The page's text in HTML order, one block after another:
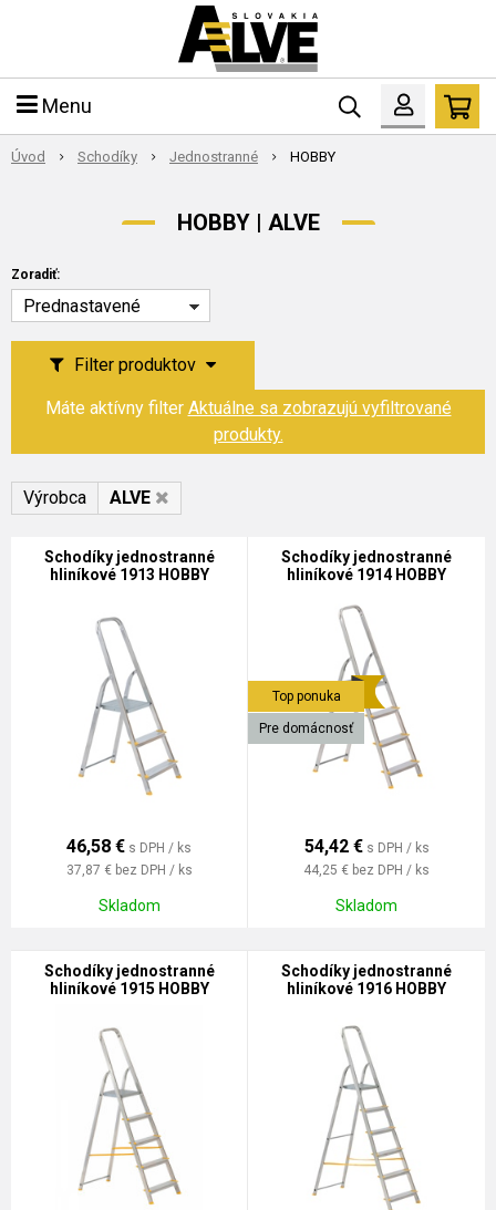
Menu
Úvod Schodíky Jednostranné HOBBY
HOBBY | ALVE
Filter produktov
Zoradiť:
Prednastavené
Máte aktívny filter Aktuálne sa zobrazujú vyfiltrované
produkty.
Výrobca ALVE
Schodíky jednostranné
hliníkové 1913 HOBBY
46,58 € s DPH / ks
37,87 € bez DPH / ks
Skladom
Schodíky jednostranné
hliníkové 1914 HOBBY
Top ponuka
Pre domácnosť
54,42 € s DPH / ks
44,25 € bez DPH / ks
Skladom
Schodíky jednostranné
hliníkové 1915 HOBBY
Schodíky jednostranné
hliníkové 1916 HOBBY